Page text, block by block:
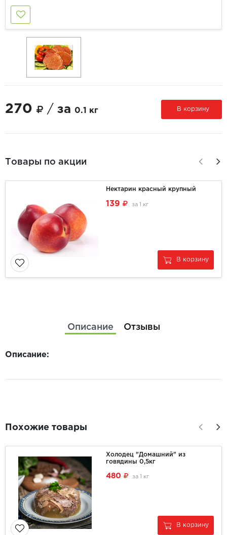
270 / за 0.1 кг В корзину
Товары по акции
Нектарин красный крупный
139 за 1 кг
В корзину
Описание Отзывы
Описание:
Похожие товары
Холодец "Домашний" из
говядины 0,5кг
480 за 1 кг
В корзину